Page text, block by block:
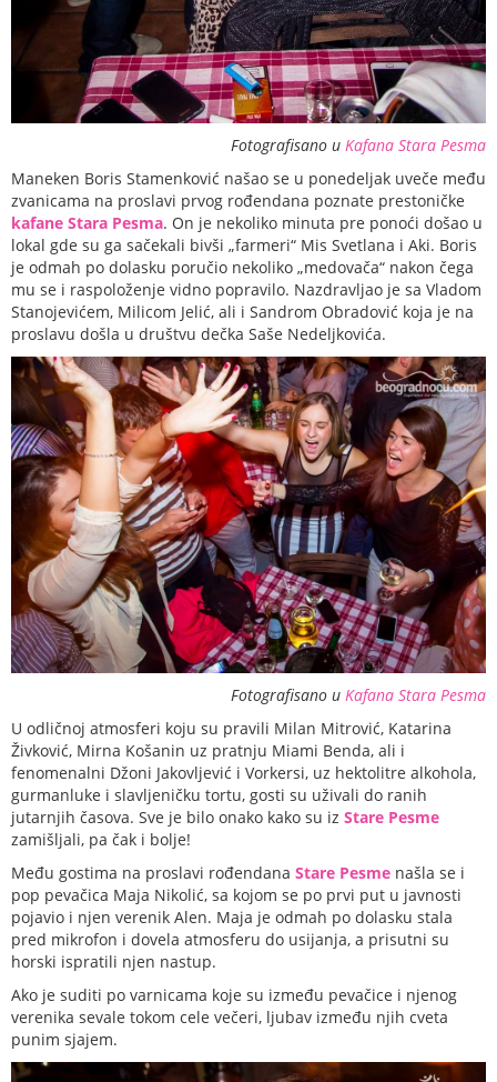
Fotografisano u Kafana Stara Pesma
Maneken Boris Stamenković našao se u ponedeljak uveče među
zvanicama na proslavi prvog rođendana poznate prestoničke
kafane Stara Pesma. On je nekoliko minuta pre ponoći došao u
lokal gde su ga sačekali bivši „farmeri“ Mis Svetlana i Aki. Boris
je odmah po dolasku poručio nekoliko „medovača“ nakon čega
mu se i raspoloženje vidno popravilo. Nazdravljao je sa Vladom
Stanojevićem, Milicom Jelić, ali i Sandrom Obradović koja je na
proslavu došla u društvu dečka Saše Nedeljkovića.
Fotografisano u Kafana Stara Pesma
U odličnoj atmosferi koju su pravili Milan Mitrović, Katarina
Živković, Mirna Košanin uz pratnju Miami Benda, ali i
fenomenalni Džoni Jakovljević i Vorkersi, uz hektolitre alkohola,
gurmanluke i slavljeničku tortu, gosti su uživali do ranih
jutarnjih časova. Sve je bilo onako kako su iz Stare Pesme
zamišljali, pa čak i bolje!
Među gostima na proslavi rođendana Stare Pesme našla se i
pop pevačica Maja Nikolić, sa kojom se po prvi put u javnosti
pojavio i njen verenik Alen. Maja je odmah po dolasku stala
pred mikrofon i dovela atmosferu do usijanja, a prisutni su
horski ispratili njen nastup.
Ako je suditi po varnicama koje su između pevačice i njenog
verenika sevale tokom cele večeri, ljubav između njih cveta
punim sjajem.